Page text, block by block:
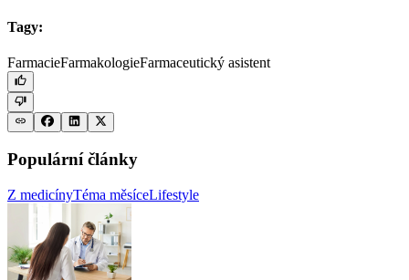
Tagy:
FarmacieFarmakologieFarmaceutický asistent
Populární články
Z medicínyTéma měsíceLifestyle